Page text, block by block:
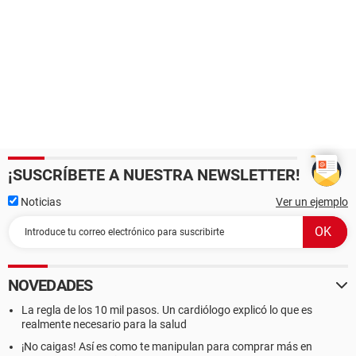
¡SUSCRÍBETE A NUESTRA NEWSLETTER!
Noticias Ver un ejemplo
NOVEDADES
La regla de los 10 mil pasos. Un cardiólogo explicó lo que es
realmente necesario para la salud
¡No caigas! Así es como te manipulan para comprar más en